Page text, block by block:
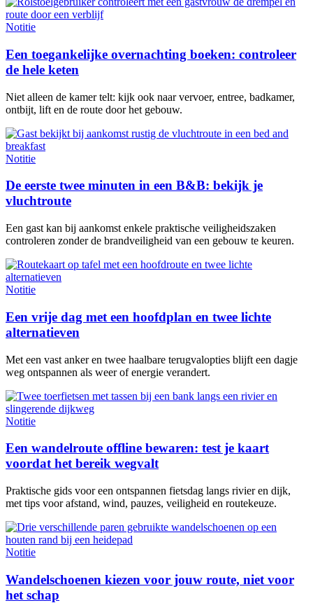
Notitie
Een toegankelijke overnachting boeken: controleer
de hele keten
Niet alleen de kamer telt: kijk ook naar vervoer, entree, badkamer,
ontbijt, lift en de route door het gebouw.
Notitie
De eerste twee minuten in een B&B: bekijk je
vluchtroute
Een gast kan bij aankomst enkele praktische veiligheidszaken
controleren zonder de brandveiligheid van een gebouw te keuren.
Notitie
Een vrije dag met een hoofdplan en twee lichte
alternatieven
Met een vast anker en twee haalbare terugvalopties blijft een dagje
weg ontspannen als weer of energie verandert.
Notitie
Een wandelroute offline bewaren: test je kaart
voordat het bereik wegvalt
Praktische gids voor een ontspannen fietsdag langs rivier en dijk,
met tips voor afstand, wind, pauzes, veiligheid en routekeuze.
Notitie
Wandelschoenen kiezen voor jouw route, niet voor
het schap